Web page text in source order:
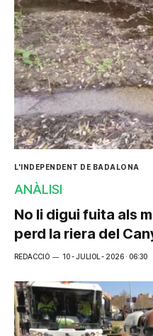
L'INDEPENDENT DE BADALONA
ANÀLISI
No li digui fuita als
perd la riera del
REDACCIÓ 10 - JULIOL - 2026 · 06:30